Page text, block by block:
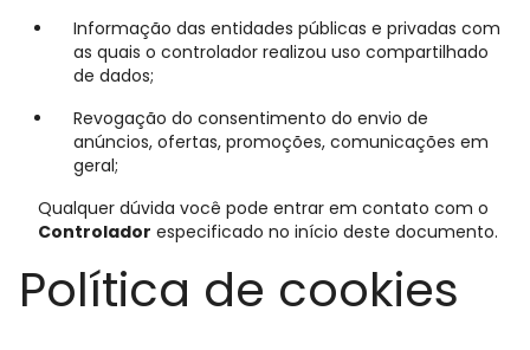
Informação das entidades públicas e privadas com
as quais o controlador realizou uso compartilhado
de dados;
Revogação do consentimento do envio de
anúncios, ofertas, promoções, comunicações em
geral;
Qualquer dúvida você pode entrar em contato com o
Controlador especificado no início deste documento.
Política de cookies